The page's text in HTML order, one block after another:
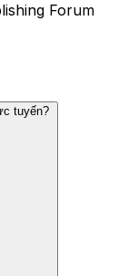
Forum
tuyến?